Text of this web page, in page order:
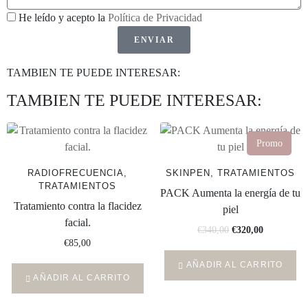
He leído y acepto la Política de Privacidad
ENVIAR
TAMBIEN TE PUEDE INTERESAR:
TAMBIEN TE PUEDE INTERESAR:
RADIOFRECUENCIA,
TRATAMIENTOS
Tratamiento contra la flacidez
facial.
€85,00
AÑADIR AL CARRITO
Promo
SKINPEN, TRATAMIENTOS
PACK Aumenta la energía de tu
piel
€340,00 €320,00
AÑADIR AL CARRITO